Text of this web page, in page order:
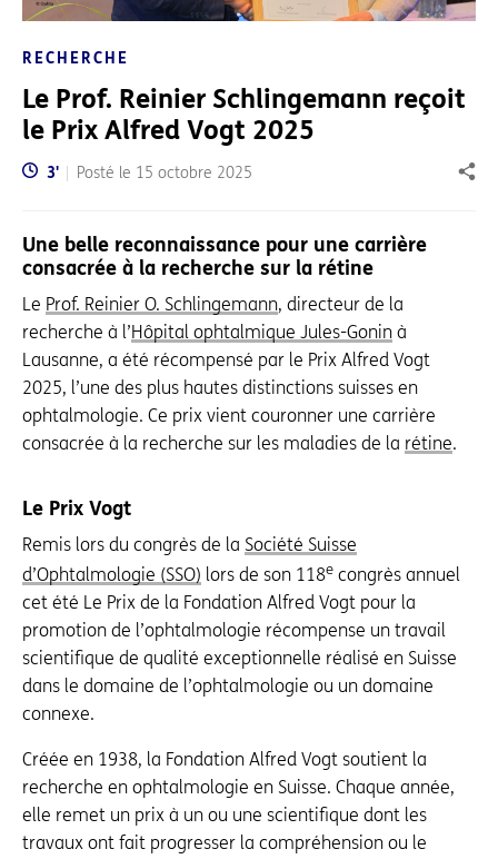
RECHERCHE
Le Prof. Reinier Schlingemann reçoit
le Prix Alfred Vogt 2025
Temps de lecture:
3' Posté le 15 octobre 2025
Une belle reconnaissance pour une carrière
consacrée à la recherche sur la rétine
Le Prof. Reinier O. Schlingemann, directeur de la
recherche à l’Hôpital ophtalmique Jules-Gonin à
Lausanne, a été récompensé par le Prix Alfred Vogt
2025, l’une des plus hautes distinctions suisses en
ophtalmologie. Ce prix vient couronner une carrière
consacrée à la recherche sur les maladies de la rétine.
Le Prix Vogt
Remis lors du congrès de la Société Suisse
d’Ophtalmologie (SSO) lors de son 118e congrès annuel
cet été Le Prix de la Fondation Alfred Vogt pour la
promotion de l’ophtalmologie récompense un travail
scientifique de qualité exceptionnelle réalisé en Suisse
dans le domaine de l’ophtalmologie ou un domaine
connexe.
Créée en 1938, la Fondation Alfred Vogt soutient la
recherche en ophtalmologie en Suisse. Chaque année,
elle remet un prix à un ou une scientifique dont les
travaux ont fait progresser la compréhension ou le